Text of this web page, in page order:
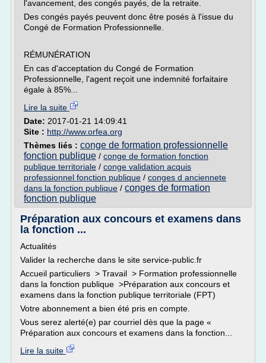
l'avancement, des congés payés, de la retraite.
Des congés payés peuvent donc être posés à l'issue du
Congé de Formation Professionnelle.
RÉMUNÉRATION
En cas d'acceptation du Congé de Formation
Professionnelle, l'agent reçoit une indemnité forfaitaire
égale à 85%...
Lire la suite
Date: 2017-01-21 14:09:41
Site : http://www.orfea.org
Thèmes liés : conge de formation professionnelle
fonction publique / conge de formation fonction
publique territoriale / conge validation acquis
professionnel fonction publique / conges d anciennete
dans la fonction publique / conges de formation
fonction publique
Préparation aux concours et examens dans
la fonction ...
Actualités
Valider la recherche dans le site service-public.fr
Accueil particuliers > Travail > Formation professionnelle
dans la fonction publique >Préparation aux concours et
examens dans la fonction publique territoriale (FPT)
Votre abonnement a bien été pris en compte.
Vous serez alerté(e) par courriel dès que la page «
Préparation aux concours et examens dans la fonction...
Lire la suite